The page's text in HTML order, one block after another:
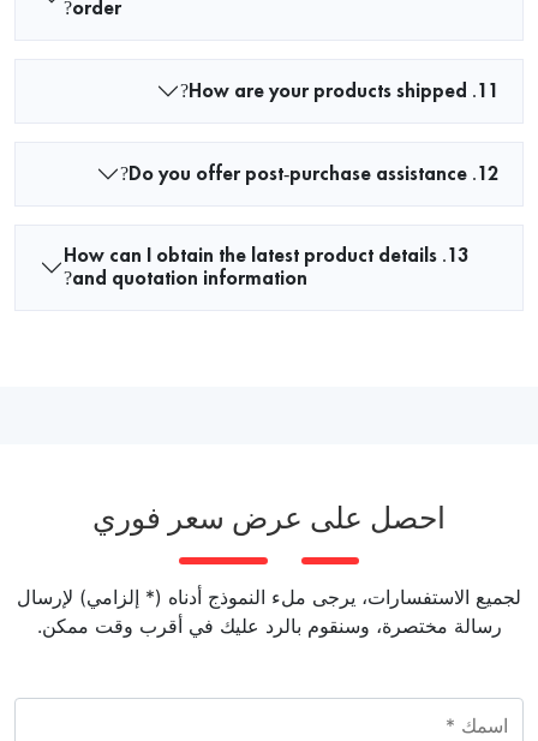
order?
11. How are your products shipped?
12. Do you offer post-purchase assistance?
13. How can I obtain the latest product details
and quotation information?
احصل على عرض سعر فوري
لجميع الاستفسارات، يرجى ملء النموذج أدناه (* إلزامي) لإرسال
رسالة مختصرة، وسنقوم بالرد عليك في أقرب وقت ممكن.